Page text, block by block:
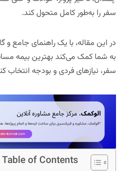
سفر را به‌طور کامل متحول کند.
در این مقاله، با یکراهنمای جامع و
به شما کمک می‌کند بهترین بیمه
سفر، نیازهای فردی و بودجه انتخاب
Table of Contents